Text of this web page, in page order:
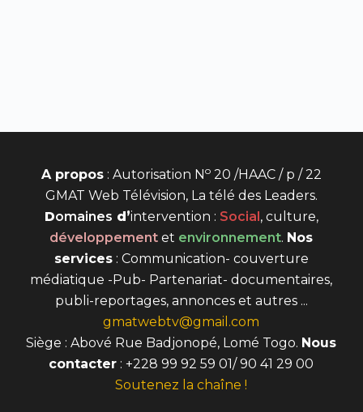
A propos: Autorisation N o20 /HAAC / p / 22
GMAT Web Télévision, La télé des Leaders.
Domaines d’intervention : Social , culture,
développement et environnement. Nos
services: Communication- couverture
médiatique -Pub- Partenariat- documentaires,
publi-reportages, annonces et autres ...
gmatwebtv@gmail.com
Siège : Abové Rue Badjonopé, Lomé Togo. Nous
contacter : +228 99 92 59 01/ 90 41 29 00
Soutenez la chaîne !